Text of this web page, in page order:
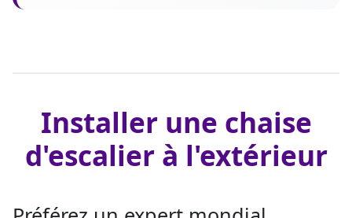
Installer une chaise
d'escalier à l'extérieur